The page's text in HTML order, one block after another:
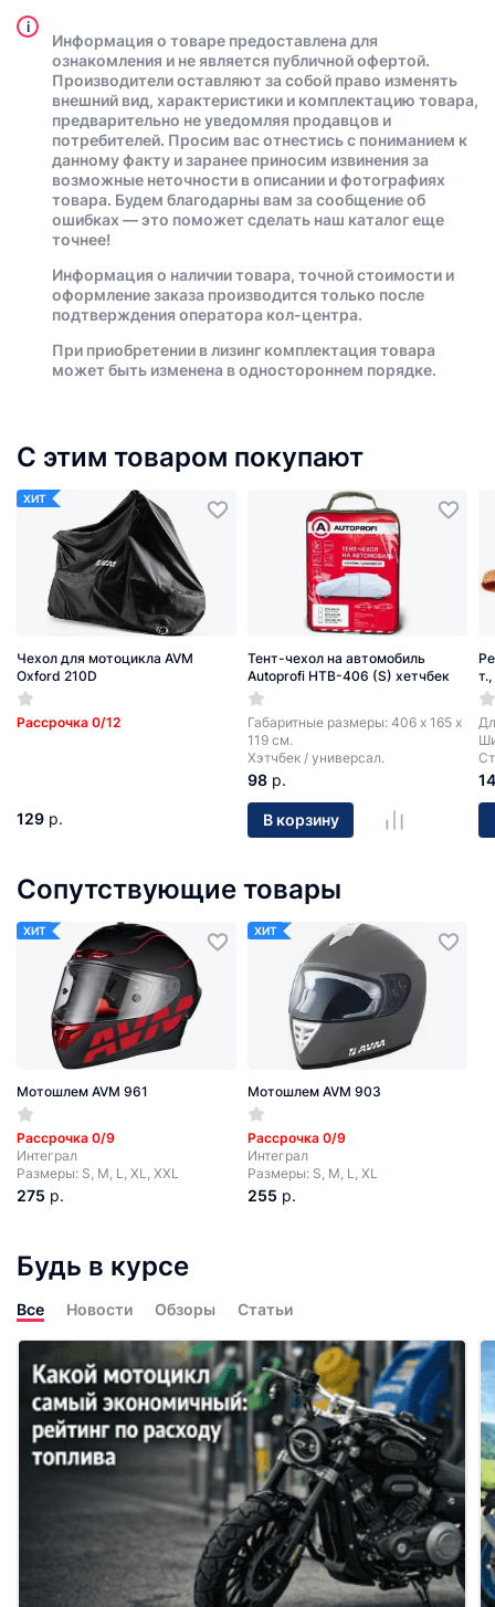
i
Информация о товаре предоставлена для
ознакомления и не является публичной офертой.
Производители оставляют за собой право изменять
внешний вид, характеристики и комплектацию товара,
предварительно не уведомляя продавцов и
потребителей. Просим вас отнестись с пониманием к
данному факту и заранее приносим извинения за
возможные неточности в описании и фотографиях
товара. Будем благодарны вам за сообщение об
ошибках — это поможет сделать наш каталог еще
точнее!
Информация о наличии товара, точной стоимости и
оформление заказа производится только после
подтверждения оператора кол-центра.
При приобретении в лизинг комплектация товара
может быть изменена в одностороннем порядке.
С этим товаром покупают
ХИТ
Чехол для мотоцикла AVM
Oxford 210D
Рассрочка 0/12
129 р.
Тент-чехол на автомобиль
Autoprofi HTB-406 (S) хетчбек
Габаритные размеры: 406 х 165 х
119 см.
Хэтчбек / универсал.
98 р.
В корзину
14
Сопутствующие товары
ХИТ
Мотошлем AVM 961
Рассрочка 0/9
Интеграл
Размеры: S, M, L, XL, XXL
275 р.
ХИТ
Мотошлем AVM 903
Рассрочка 0/9
Интеграл
Размеры: S, M, L, XL
255 р.
Будь в курсе
Все Новости Обзоры Статьи